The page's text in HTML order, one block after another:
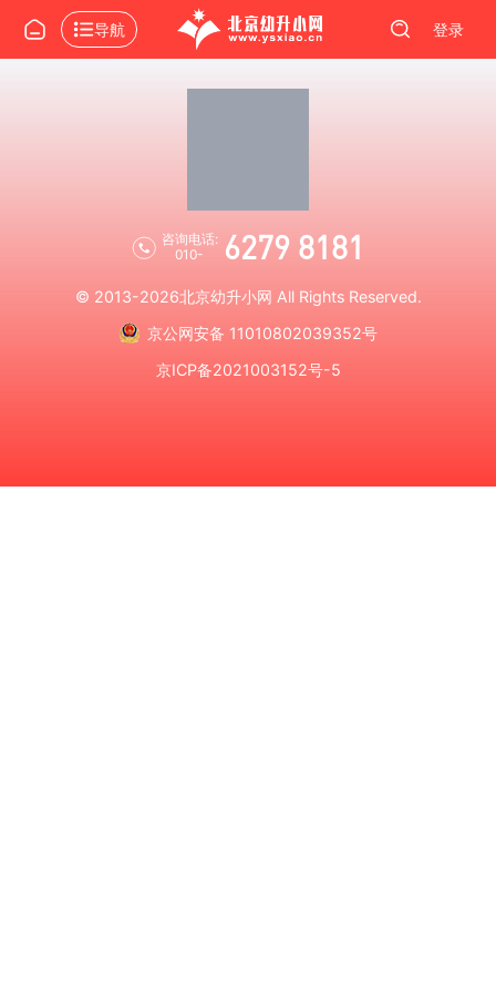
导航 登录
咨询电话:
010-
6279 8181
© 2013-2026北京幼升小网 All Rights Reserved.
京公网安备 11010802039352号
京ICP备2021003152号-5